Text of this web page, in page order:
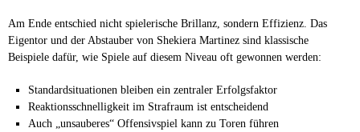
Am Ende entschied nicht spielerische Brillanz, sondern Effizienz. Das
Eigentor und der Abstauber von Shekiera Martinez sind klassische
Beispiele dafür, wie Spiele auf diesem Niveau oft gewonnen werden:
Standardsituationen bleiben ein zentraler Erfolgsfaktor
Reaktionsschnelligkeit im Strafraum ist entscheidend
Auch „unsauberes“ Offensivspiel kann zu Toren führen